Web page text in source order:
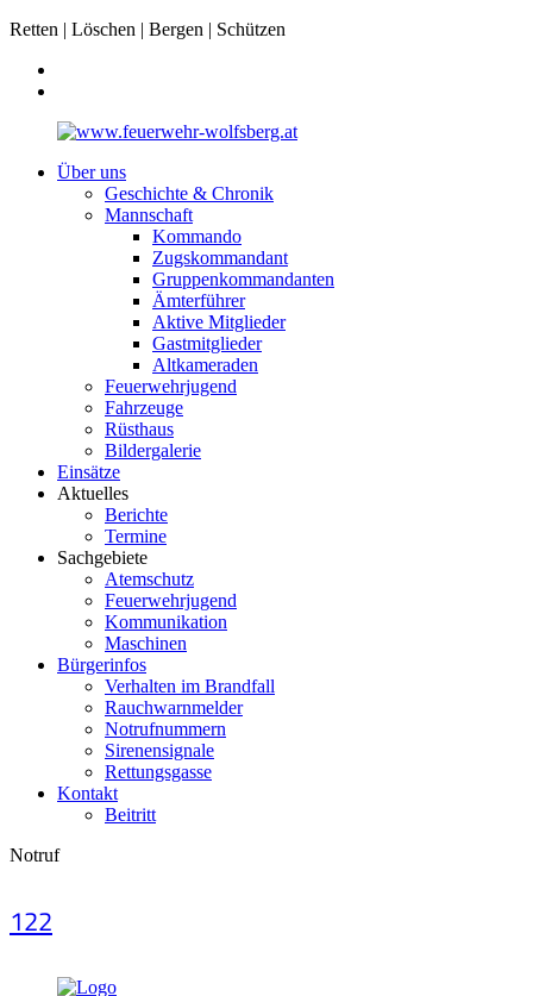
Retten | Löschen | Bergen | Schützen
Über uns
Geschichte & Chronik
Mannschaft
Kommando
Zugskommandant
Gruppenkommandanten
Ämterführer
Aktive Mitglieder
Gastmitglieder
Altkameraden
Feuerwehrjugend
Fahrzeuge
Rüsthaus
Bildergalerie
Einsätze
Aktuelles
Berichte
Termine
Sachgebiete
Atemschutz
Feuerwehrjugend
Kommunikation
Maschinen
Bürgerinfos
Verhalten im Brandfall
Rauchwarnmelder
Notrufnummern
Sirenensignale
Rettungsgasse
Kontakt
Beitritt
Notruf
122